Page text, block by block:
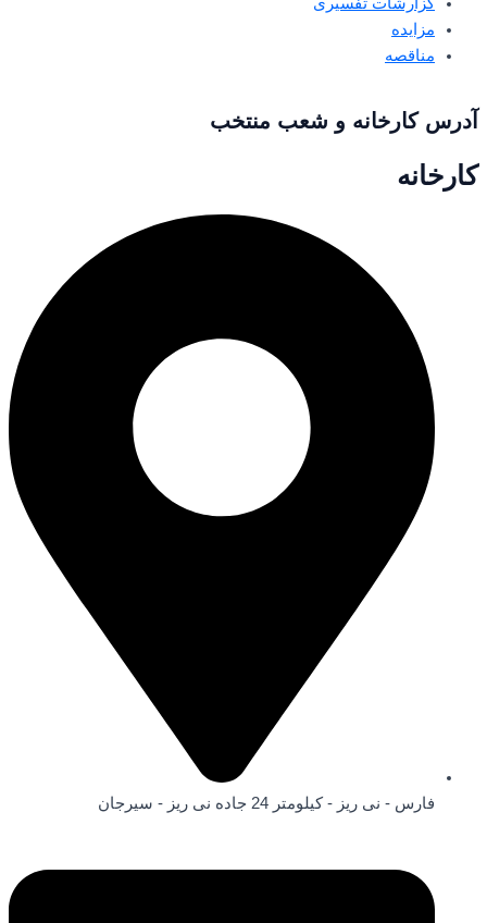
گزارشات تفسیری
مزایده
مناقصه
آدرس کارخانه و شعب منتخب
کارخانه
فارس - نی ریز - کیلومتر 24 جاده نی ریز - سیرجان